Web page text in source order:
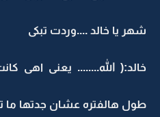
شهر يا خالد ....وردت تبكى
خالد:( الله........ يعنى اهى
طول هالفتره عشان جدتها ما